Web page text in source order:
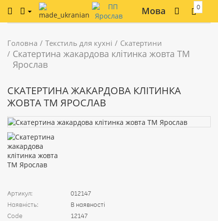
Мова 0
Головна Текстиль для кухні Скатертини
Скатертина жакардова клітинка жовта ТМ
Ярослав
СКАТЕРТИНА ЖАКАРДОВА КЛІТИНКА
ЖОВТА ТМ ЯРОСЛАВ
Артикул:
012147
Наявність:
В наявності
Code
12147